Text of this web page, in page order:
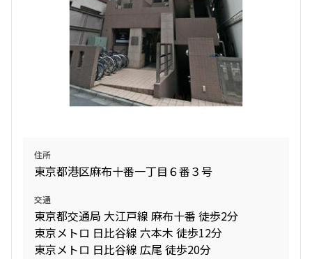
住所
東京都港区麻布十番一丁目６番３号
交通
東京都交通局 大江戸線 麻布十番 徒歩2分
東京メトロ 日比谷線 六本木 徒歩12分
東京メトロ 日比谷線 広尾 徒歩20分